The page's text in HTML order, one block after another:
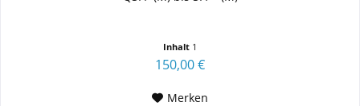
Inhalt 1
150,00 €
Merken